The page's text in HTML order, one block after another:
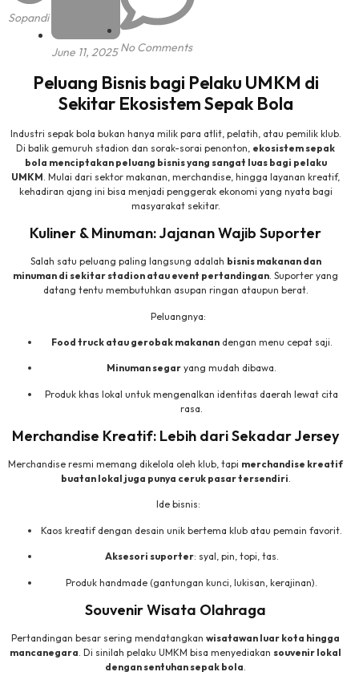
Sopandi
June 11, 2025 No Comments
Peluang Bisnis bagi Pelaku UMKM di
Sekitar Ekosistem Sepak Bola
Industri sepak bola bukan hanya milik para atlit, pelatih, atau pemilik klub.
Di balik gemuruh stadion dan sorak-sorai penonton, ekosistem sepak
bola menciptakan peluang bisnis yang sangat luas bagi pelaku
UMKM . Mulai dari sektor makanan, merchandise, hingga layanan kreatif,
kehadiran ajang ini bisa menjadi penggerak ekonomi yang nyata bagi
masyarakat sekitar.
Kuliner & Minuman: Jajanan Wajib Suporter
Salah satu peluang paling langsung adalah bisnis makanan dan
minuman di sekitar stadion atau event pertandingan. Suporter yang
datang tentu membutuhkan asupan ringan ataupun berat.
Peluangnya:
Food truck atau gerobak makanandengan menu cepat saji.
Minuman segar yang mudah dibawa.
Produk khas lokal untuk mengenalkan identitas daerah lewat cita
rasa.
Merchandise Kreatif: Lebih dari Sekadar Jersey
Merchandise resmi memang dikelola oleh klub, tapi merchandise kreatif
buatan lokal juga punya ceruk pasar tersendiri.
Ide bisnis:
Kaos kreatif dengan desain unik bertema klub atau pemain favorit.
Aksesori suporter: syal, pin, topi, tas.
Produk handmade (gantungan kunci, lukisan, kerajinan).
Souvenir Wisata Olahraga
Pertandingan besar sering mendatangkan wisatawan luar kota hingga
mancanegara. Di sinilah pelaku UMKM bisa menyediakan souvenir lokal
dengan sentuhan sepak bola.